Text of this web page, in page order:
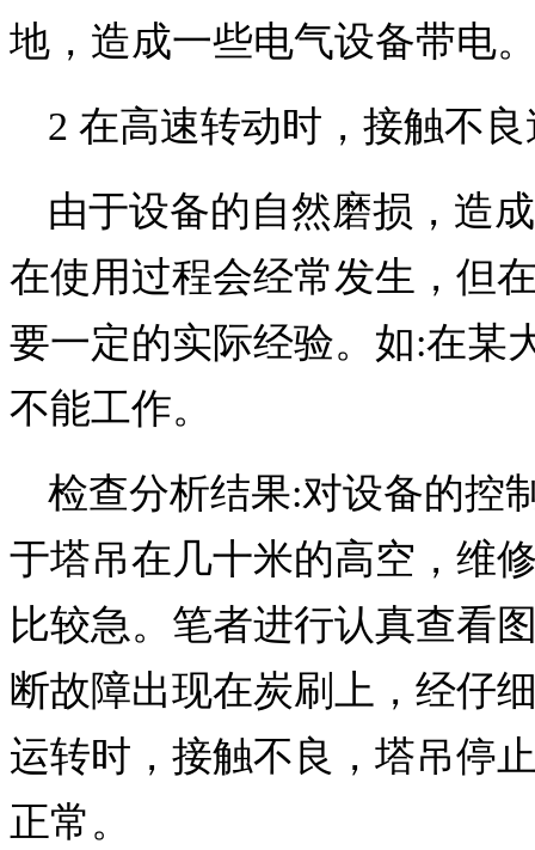
地，造成一些电气设备带电
2 在高速转动时，接触不
由于设备的自然磨损，造
在使用过程会经常发生，但
要一定的实际经验。如:在某
不能工作。
检查分析结果:对设备的控
于塔吊在几十米的高空，维
比较急。笔者进行认真查看
断故障出现在炭刷上，经仔
运转时，接触不良，塔吊停
正常。